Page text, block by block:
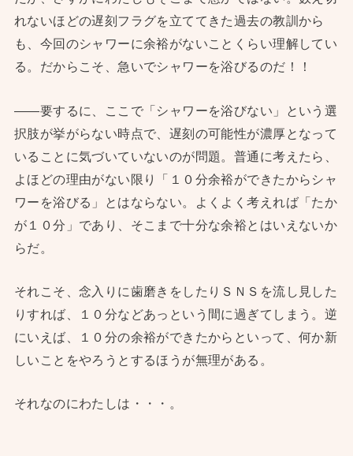
れないほどの遅刻フラグを立ててきた過去の教訓から
も、今回のシャワーに余裕がないことくらい理解してい
る。だからこそ、急いでシャワーを浴びるのだ！！
——要するに、ここで「シャワーを浴びない」という選
択肢が挙がらない時点で、遅刻の可能性が濃厚となって
いることに気づいていないのが問題。普通に考えたら、
よほどの理由がない限り「１０分余裕ができたからシャ
ワーを浴びる」とはならない。よくよく考えれば「たか
が１０分」であり、そこまで十分な余裕とはいえないか
らだ。
それこそ、念入りに歯磨きをしたりＳＮＳを流し見した
りすれば、１０分などあっという間に過ぎてしまう。逆
にいえば、１０分の余裕ができたからといって、何か新
しいことをやろうとするほうが無理がある。
それなのにわたしは・・・。